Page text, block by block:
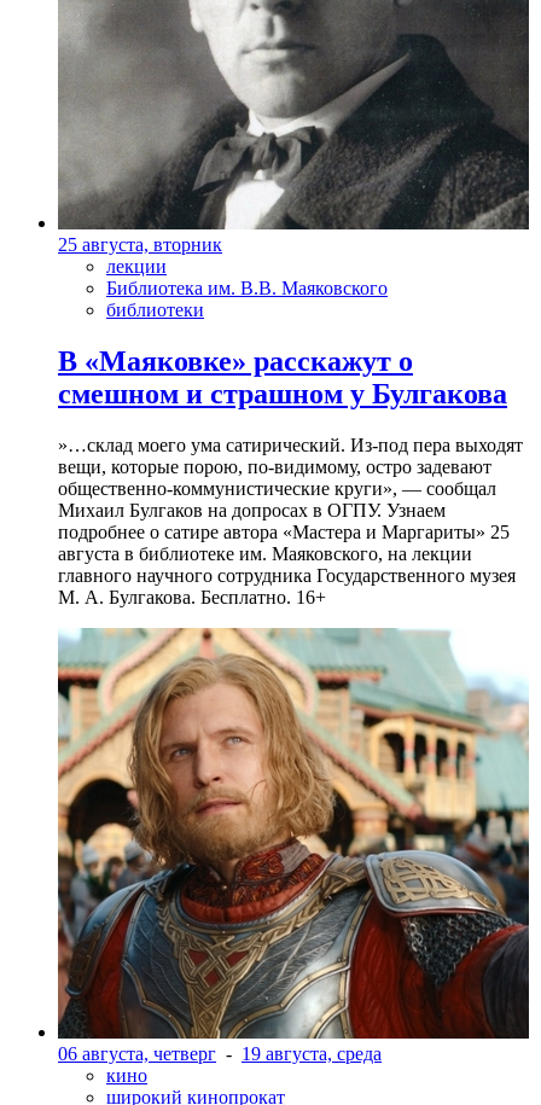
25 августа, вторник
лекции
Библиотека им. В.В. Маяковского
библиотеки
В «Маяковке» расскажут о
смешном и страшном у Булгакова
»…склад моего ума сатирический. Из-под пера выходят
вещи, которые порою, по-видимому, остро задевают
общественно-коммунистические круги», — сообщал
Михаил Булгаков на допросах в ОГПУ. Узнаем
подробнее о сатире автора «Мастера и Маргариты» 25
августа в библиотеке им. Маяковского, на лекции
главного научного сотрудника Государственного музея
М. А. Булгакова. Бесплатно. 16+
06 августа, четверг - 19 августа, среда
кино
широкий кинопрокат